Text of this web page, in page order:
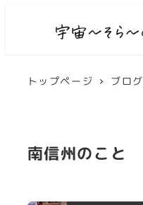
トップページ ブログ
南信州のこと